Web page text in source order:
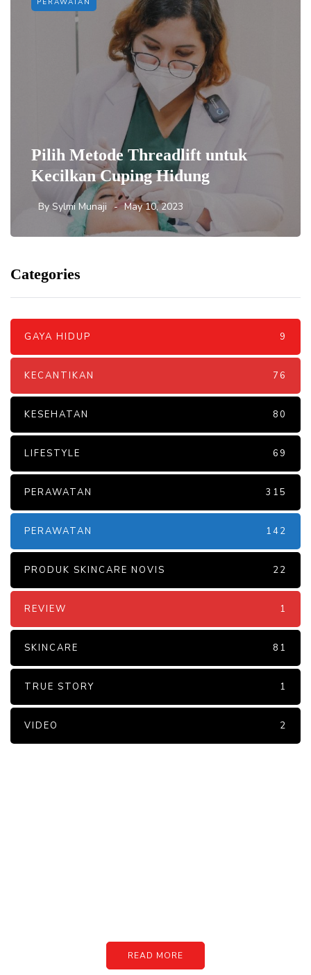
PERAWATAN
Pilih Metode Threadlift untuk
Kecilkan Cuping Hidung
By Sylmi Munaji May 10, 2023
Categories
GAYA HIDUP 9
KECANTIKAN 76
KESEHATAN 80
LIFESTYLE 69
PERAWATAN 315
PERAWATAN 142
PRODUK SKINCARE NOVIS 22
REVIEW 1
SKINCARE 81
TRUE STORY 1
VIDEO 2
READ MORE